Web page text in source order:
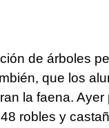
de árboles
que los
la faena.
robles y